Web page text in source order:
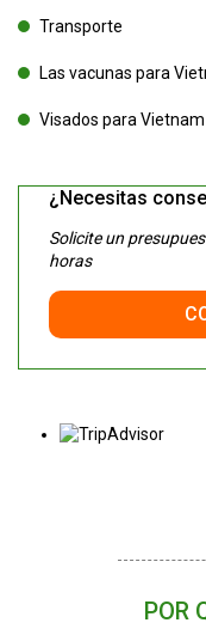
Transporte
Las vacunas para
Visados para Vietnam
¿Necesitas
Solicite un
horas
POR